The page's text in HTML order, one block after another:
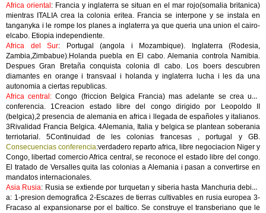
Africa oriental : Francia y inglaterra se situan en el mar rojo(somalia britanica)
mientras ITALIA crea la colonia eritea. Francia se interpone y se instala en
tanganyka i le rompe los planes a inglaterra ya que queria una union el cairo-
elcabo. Etiopia independiente.
Africa del Sur: Portugal (angola i Mozambique). Inglaterra (Rodesia,
Zambia,Zimbabue).Holanda puebla en El cabo. Alemania controla Namibia.
Despues Gran Bretaña conquista colonia dl cabo. Los boers descubren
diamantes en orange i transvaal i holanda y inglaterra lucha i les da una
autonomia a ciertas republicas.
Africa central:Congo (friccion Belgica Francia) mas adelante se crea una
conferencia. 1Creacion estado libre del congo dirigido por Leopoldo II
(belgica),2 presencia de alemania en africa i llegada de españoles y italianos.
3Rivalidad Francia Belgica. 4Alemania, Italia y belgica se plantean soberania
terriotarial. 5Continuidad de les colonias francesas , portugal y GB.
Consecuencias conferencia:verdadero reparto africa, libre negociacion Niger y
Congo, libertad comercio Africa central, se reconoce el estado libre del congo.
El tratado de Versalles quita las colonias a Alemania i pasan a convertirse en
mandatos internacionales.
Asia Rusia: Rusia se extiende por turquetan y siberia hasta Manchuria debido
a: 1-presion demografica 2-Escazes de tierras cultivables en rusia europea 3-
Fracaso al expansionarse por el baltico. Se construye el transberiano que le